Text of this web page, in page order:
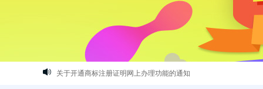
关于开通商标注册证明网上办理功能的通知
这些logo背后竟有这样的含义？